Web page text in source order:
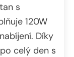
s
120W
Díky
celý den s